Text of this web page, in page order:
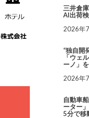
三井倉
AI出荷
2026年
“独自開
「ウェ
ーノ」
2026年
自動車
ーター
5分で移